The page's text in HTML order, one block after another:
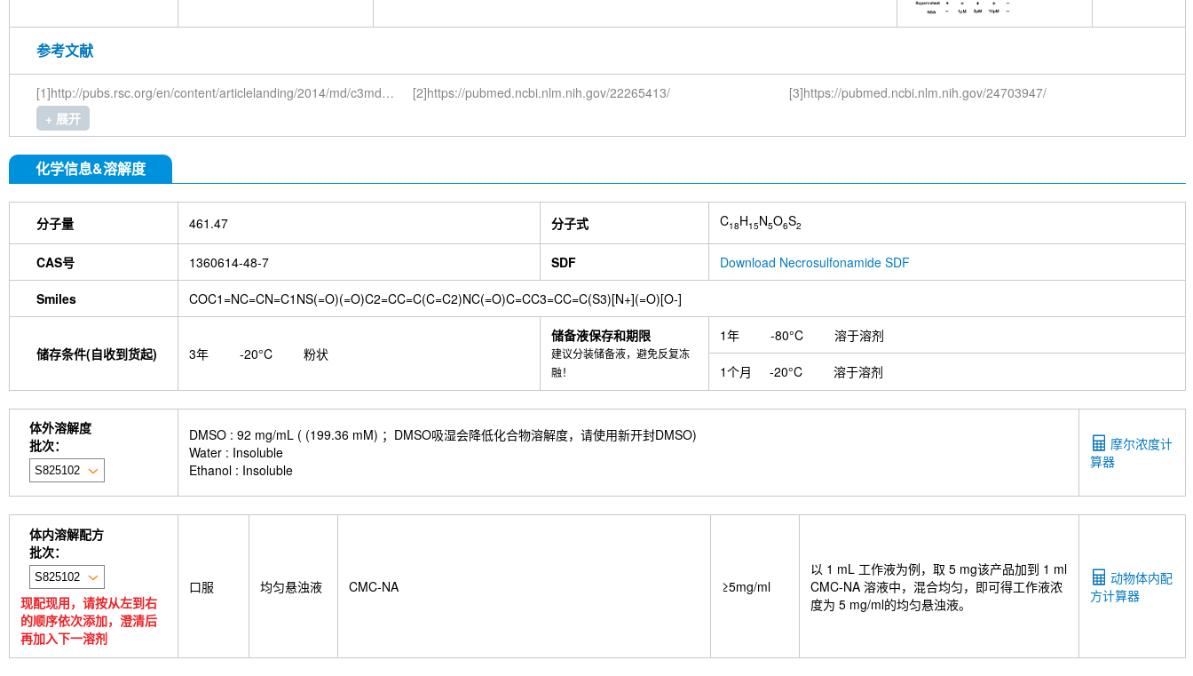
参考文献
[1]http://pubs.rsc.org/en/content/articlelanding/2014/md/c3md00278k#!divAbstract [2]https://pubmed.ncbi.nlm.nih.gov/22265413/
[3]https://pubmed.ncbi.nlm.nih.gov/24703947/
+ 展开
化学信息&溶解度
分子量 461.47 分子式 C18H15N5O6S2
CAS号 1360614-48-7 SDF Download Necrosulfonamide SDF
Smiles COC1=NC=CN=C1NS(=O)(=O)C2=CC=C(C=C2)NC(=O)C=CC3=CC=C(S3)[N+](=O)[O-]
储存条件(自收到货起) 3年 -20°C 粉状
储备液保存和期限
建议分装储备液，避免反复冻
融！
1年 -80°C 溶于溶剂
1个月 -20°C 溶于溶剂
体外溶解度
批次：
DMSO : 92 mg/mL ( (199.36 mM) ；DMSO吸湿会降低化合物溶解度，请使用新开封DMSO)
Water : Insoluble
Ethanol : Insoluble
摩尔浓度计
算器
体内溶解配方
批次：
现配现用，请按从左到右
的顺序依次添加，澄清后
再加入下一溶剂
动物体内配
方计算器
口服 均匀悬浊液 CMC-NA ≥5mg/ml
以 1 mL 工作液为例，取 5 mg该产品加到 1 ml
CMC-NA 溶液中，混合均匀，即可得工作液浓
度为 5 mg/ml的均匀悬浊液。